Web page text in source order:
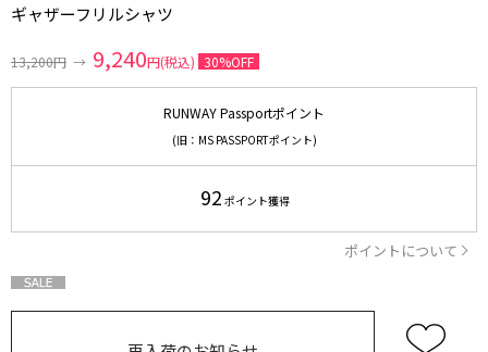
ギャザーフリルシャツ
13,200円 → 9,240円(税込) 30%OFF
RUNWAY Passportポイント
(旧：MS PASSPORTポイント)
92 ポイント獲得
ポイントについて